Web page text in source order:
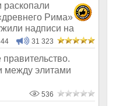
раскопали
Рима»
надписи на
31 323
между элитами
536